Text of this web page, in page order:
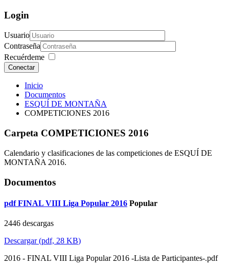
Login
Usuario
Contraseña
Recuérdeme
Conectar
Inicio
Documentos
ESQUÍ DE MONTAÑA
COMPETICIONES 2016
Carpeta COMPETICIONES 2016
Calendario y clasificaciones de las competiciones de ESQUÍ DE
MONTAÑA 2016.
Documentos
pdf FINAL VIII Liga Popular 2016 Popular
2446 descargas
Descargar(pdf, 28 KB)
2016 - FINAL VIII Liga Popular 2016 -Lista de Participantes-.pdf